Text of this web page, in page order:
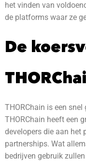
het vinden van
de platforms waar ze
De
THORChain is een
THORChain heeft een
developers die aan het
partnerships. Wat
bedrijven gebruik